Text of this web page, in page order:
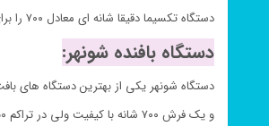
دستگاه تکسیما دقیقا شانه ای معادل ۷۰۰ را برای فرش تولید می کند اما از نظر تراکم فقط می تواند تراکم های پایین ۲۱۰۰ و ۲۴۰۰ را برای فرش ۷۰۰ انجام دهد. بنابراین این دستگاه تراکم واقعی فرش ۷۰۰ شانه را نخواهد داشت.
دستگاه بافنده شونهر:
دستگاه شونهر یکی از بهترین دستگاه های
و یک فرش ۷۰۰ شانه با کیفیت ولی در تراکم ۲۲۵۰ را به شما می دهد.